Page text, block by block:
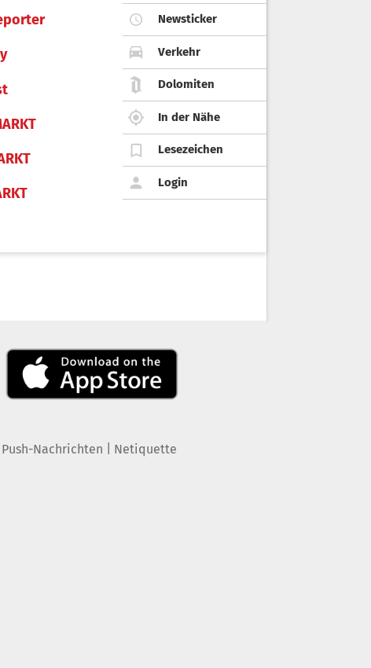
Newsticker
Verkehr
Dolomiten
In der Nähe
Lesezeichen
Login
Push-Nachrichten Netiquette